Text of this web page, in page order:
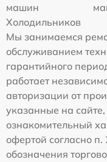
машин
Холодильников
Мы занимаемся
обслуживанием
гарантийного
работает
авторизации от
указанные на
ознакомительный
офертой согласно
обозначения